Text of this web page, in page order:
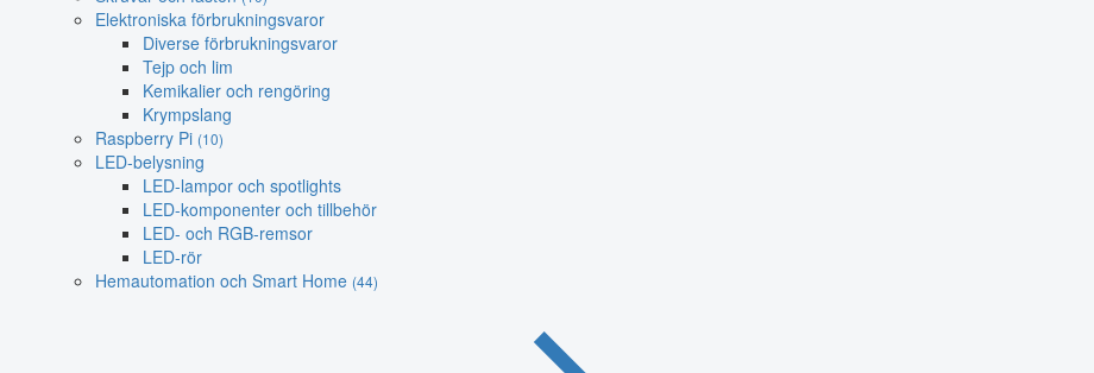
Elektroniska förbrukningsvaror
Diverse förbrukningsvaror
Tejp och lim
Kemikalier och rengöring
Krympslang
Raspberry Pi (10)
LED-belysning
LED-lampor och spotlights
LED-komponenter och tillbehör
LED- och RGB-remsor
LED-rör
Hemautomation och Smart Home (44)